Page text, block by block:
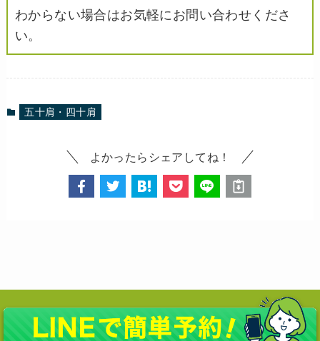
わからない場合はお気軽にお問い合わせくださ
い。
五十肩・四十肩
よかったらシェアしてね！